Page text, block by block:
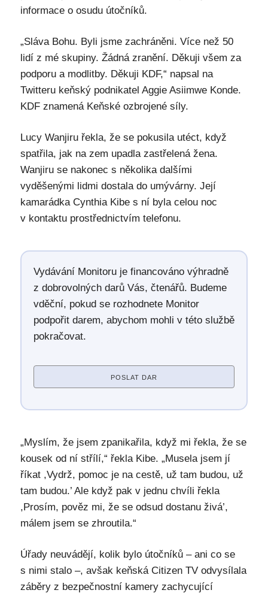
informace o osudu útočníků.
„Sláva Bohu. Byli jsme zachráněni. Více než 50
lidí z mé skupiny. Žádná zranění. Děkuji všem za
podporu a modlitby. Děkuji KDF,“ napsal na
Twitteru keňský podnikatel Aggie Asiimwe Konde.
KDF znamená Keňské ozbrojené síly.
Lucy Wanjiru řekla, že se pokusila utéct, když
spatřila, jak na zem upadla zastřelená žena.
Wanjiru se nakonec s několika dalšími
vyděšenými lidmi dostala do umývárny. Její
kamarádka Cynthia Kibe s ní byla celou noc
v kontaktu prostřednictvím telefonu.
Vydávání Monitoru je financováno výhradně
z dobrovolných darů Vás, čtenářů. Budeme
vděční, pokud se rozhodnete Monitor
podpořit darem, abychom mohli v této službě
pokračovat.
POSLAT DAR
„Myslím, že jsem zpanikařila, když mi řekla, že se
kousek od ní střílí,“ řekla Kibe. „Musela jsem jí
říkat ,Vydrž, pomoc je na cestě, už tam budou, už
tam budou.’ Ale když pak v jednu chvíli řekla
,Prosím, pověz mi, že se odsud dostanu živá’,
málem jsem se zhroutila.“
Úřady neuvádějí, kolik bylo útočníků – ani co se
s nimi stalo –, avšak keňská Citizen TV odvysílala
záběry z bezpečnostní kamery zachycující